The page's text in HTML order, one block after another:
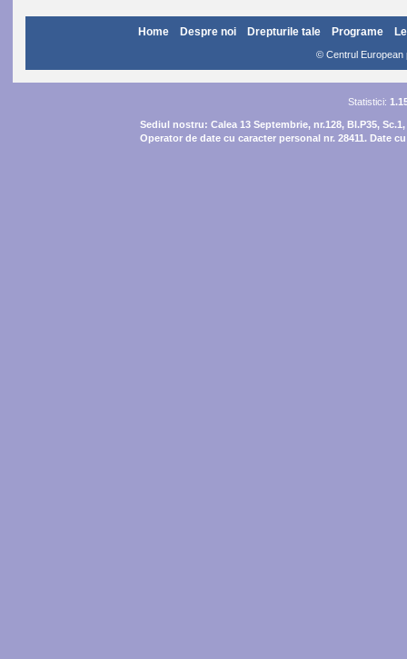
Home Despre noi Drepturile tale Programe
© Centrul European
Statistici:
Sediul nostru: Calea 13 Septembrie, nr.128, Bl.P35,
Operator de date cu caracter personal nr. 28411. Date